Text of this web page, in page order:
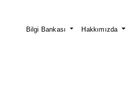
Bilgi Bankası Hakkımızda